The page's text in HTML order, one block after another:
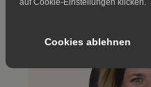
auf Cookie-Einstellungen klicken.
Cookies ablehnen